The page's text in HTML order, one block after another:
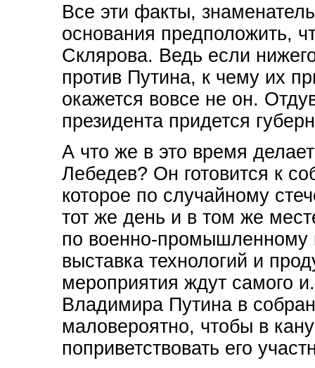
Все эти факты,
основания предположить,
Склярова. Ведь если
против Путина, к чему их
окажется вовсе не он.
президента придется
А что же в это время
Лебедев? Он готовится к
которое по случайному
тот же день и в том же
по военно-промышленному
выставка технологий и
мероприятия ждут самого
Владимира Путина в
маловероятно, чтобы в
поприветствовать его